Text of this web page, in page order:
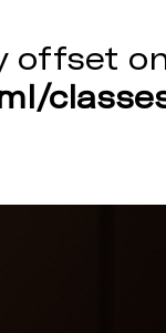
offset